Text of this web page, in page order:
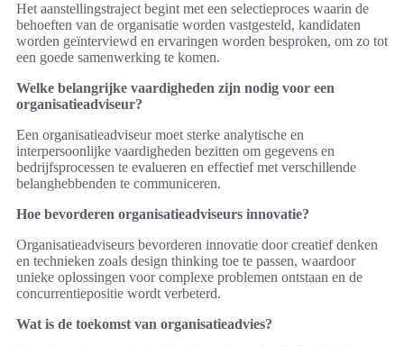
Het aanstellingstraject begint met een selectieproces waarin de
behoeften van de organisatie worden vastgesteld, kandidaten
worden geïnterviewd en ervaringen worden besproken, om zo tot
een goede samenwerking te komen.
Welke belangrijke vaardigheden zijn nodig voor een
organisatieadviseur?
Een organisatieadviseur moet sterke analytische en
interpersoonlijke vaardigheden bezitten om gegevens en
bedrijfsprocessen te evalueren en effectief met verschillende
belanghebbenden te communiceren.
Hoe bevorderen organisatieadviseurs innovatie?
Organisatieadviseurs bevorderen innovatie door creatief denken
en technieken zoals design thinking toe te passen, waardoor
unieke oplossingen voor complexe problemen ontstaan en de
concurrentiepositie wordt verbeterd.
Wat is de toekomst van organisatieadvies?